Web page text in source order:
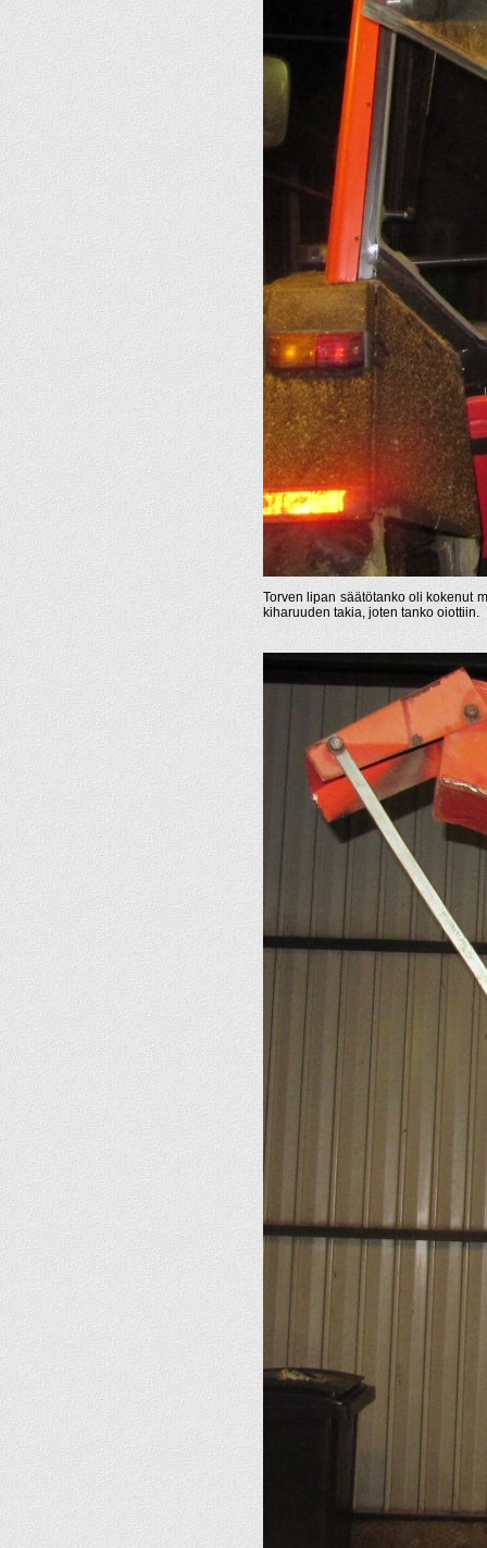
Torven lipan säätötanko oli kokenut
kiharuuden takia, joten tanko oiottiin.